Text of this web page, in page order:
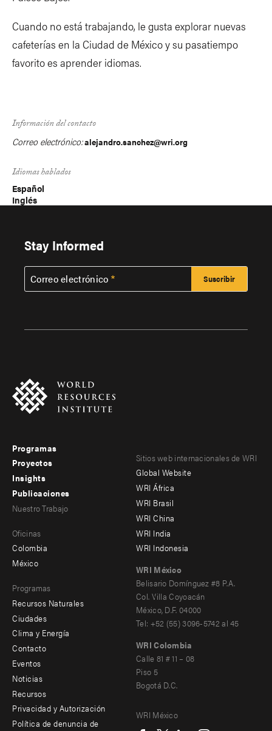
Cuando no está trabajando, le gusta explorar nuevas
cafeterías en la Ciudad de México y su pasatiempo
favorito es aprender idiomas.
Información del contacto
Correo electrónico:alejandro.sanchez@wri.org
Idiomas hablados
Español
Inglés
Stay Informed
Correo electrónico
Footer
menu
-
Programas
Proyectos
Insights
Publicaciones
menu
-
Nuestro Trabajo
Oficinas
Colombia
México
Programas
Recursos Naturales
Ciudades
Clima y Energía
Footer
menu
-
Additional
Contacto
Eventos
Noticias
Recursos
Privacidad y Autorización
Política de denuncia de
Footer
menu
-
Offices
Sitios web internacionales de WRI
Global Website
WRI África
WRI Brasil
WRI China
WRI India
WRI Indonesia
WRI México
Belisario Domínguez #8 P.A.
Col. Villa Coyoacán
México, D.F. 04000
Tel: +52 (55) 3096-5742 al 45
WRI Colombia
Calle 81 # 11 – 08
Piso 5
Bogotá D.C.
Social
WRI México